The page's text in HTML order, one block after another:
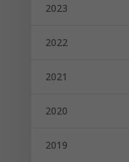
2023
2022
2021
2020
2019